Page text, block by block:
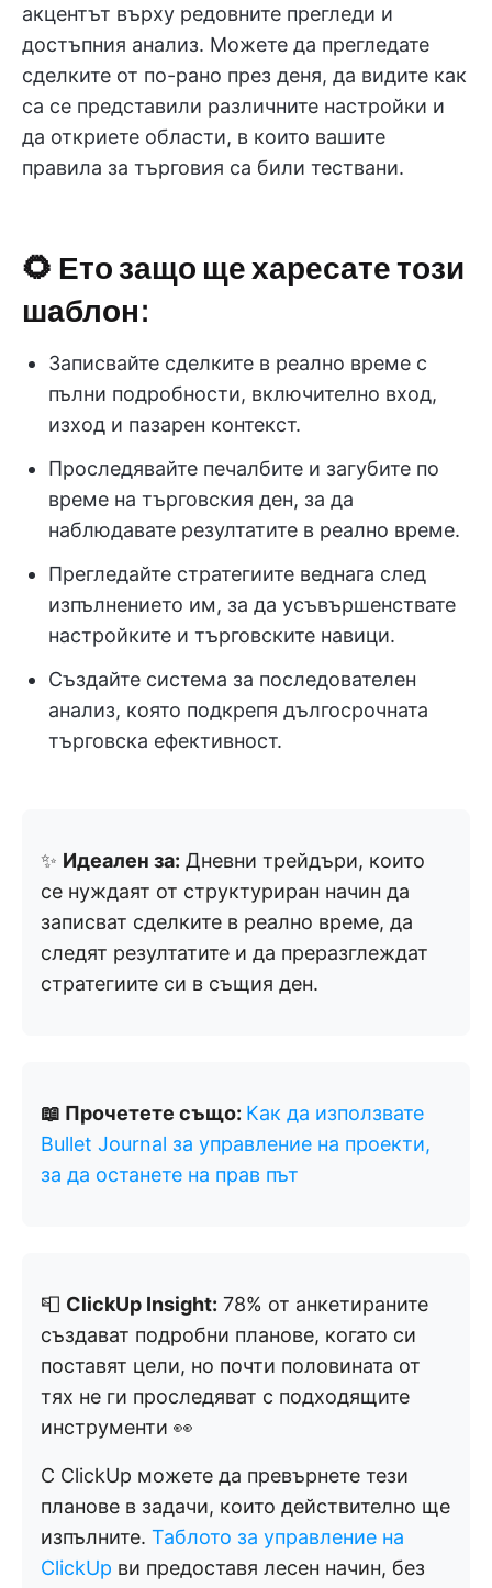
акцентът върху редовните прегледи и
достъпния анализ. Можете да прегледате
сделките от по-рано през деня, да видите как
са се представили различните настройки и
да откриете области, в които вашите
правила за търговия са били тествани.
🌻 Ето защо ще харесате този
шаблон:
Записвайте сделките в реално време с
пълни подробности, включително вход,
изход и пазарен контекст.
Проследявайте печалбите и загубите по
време на търговския ден, за да
наблюдавате резултатите в реално време.
Прегледайте стратегиите веднага след
изпълнението им, за да усъвършенствате
настройките и търговските навици.
Създайте система за последователен
анализ, която подкрепя дългосрочната
търговска ефективност.
✨ Идеален за: Дневни трейдъри, които
се нуждаят от структуриран начин да
записват сделките в реално време, да
следят резултатите и да преразглеждат
стратегиите си в същия ден.
📖 Прочетете също: Как да използвате
Bullet Journal за управление на проекти,
за да останете на прав път
📮 ClickUp Insight: 78% от анкетираните
създават подробни планове, когато си
поставят цели, но почти половината от
тях не ги проследяват с подходящите
инструменти 👀
С ClickUp можете да превърнете тези
планове в задачи, които действително ще
изпълните. Таблото за управление на
ClickUp ви предоставя лесен начин, без